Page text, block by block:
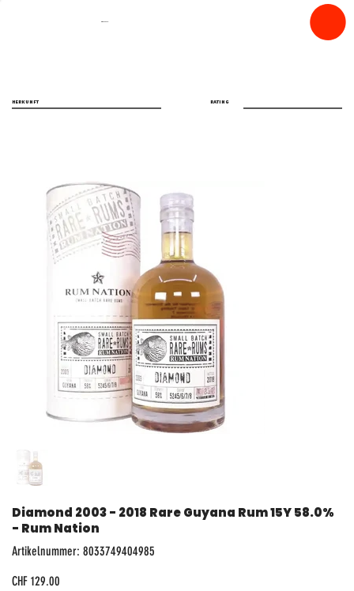
spiritfly
Diamond 2003 - 2018 Rare Guyana Rum 15Y 58.0%
- Rum Nation
Artikelnummer: Artikelnummer:
8033749404985
8033749404985
Preis
CHF 129.00
RATING
HERKUNFT